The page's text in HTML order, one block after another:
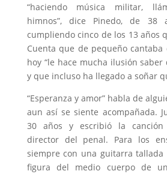
“haciendo música militar,
himnos”, dice Pinedo, de 38
cumpliendo cinco de los 13 años
Cuenta que de pequeño
hoy “le hace mucha ilusión saber
y que incluso ha llegado a soñar
“Esperanza y amor” habla de
aun así se siente acompañada.
30 años y escribió la
director del penal. Para los
siempre con una guitarra tallada
figura del medio cuerpo de